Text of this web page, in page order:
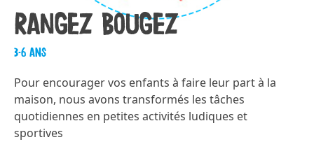
Rangez Bougez
3-6 ans
Pour encourager vos enfants à faire leur part à la
maison, nous avons transformés les tâches
quotidiennes en petites activités ludiques et
sportives